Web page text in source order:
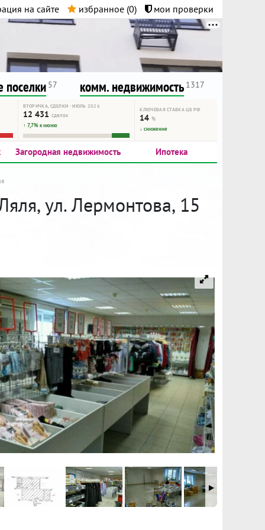
на сайте избранное (0) мои проверки
поселки 57 комм. недвижимость 1317
ВТОРИЧКА, СДЕЛКИ · ИЮЛЬ 2026
12 431 сделок
↑ 7,7% к июню
КЛЮЧЕВАЯ СТАВКА ЦБ РФ
14%
↓ снижение
Загородная недвижимость Ипотека
ул. Лермонтова, 15